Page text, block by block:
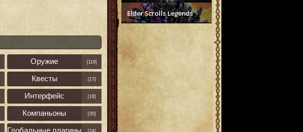
Elder Scrolls Legends
Оружие [119]
Квесты [17]
Интерфейс [18]
Компаньоны [35]
Глобальные плагины [24]